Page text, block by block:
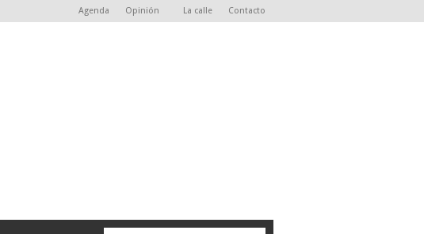
Agenda Opinión La calle Contacto